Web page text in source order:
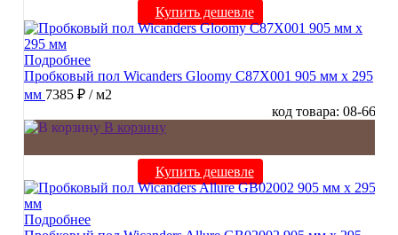
Купить дешевле
Подробнее
Пробковый пол Wicanders Gloomy C87X001 905 мм х 295
мм 7385 ₽ / м2
код товара: 08-66
В корзину
Купить дешевле
Подробнее